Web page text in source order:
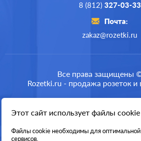
Производ.: Systeme Electric
GLOSSA
Материал: пластмасса
Защита: без шторок
8 (812) 327-03-33
Почта:
zakaz@rozetki.ru
Все права защищены
Rozetki.ru - продажа розеток и
Разработка сайта
Этот сайт использует файлы cookie
Файлы cookie необходимы для оптимальной
сервисов.